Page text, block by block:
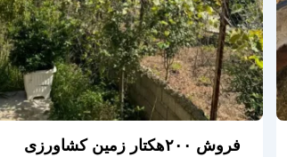
فروش ۲۰۰هکتار زمین کشاورزی